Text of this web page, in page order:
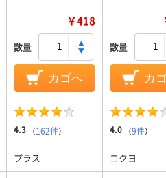
￥418
数量
カゴへ
数量
カ
4.3 （162件） 4.0 （9件）
プラス コクヨ